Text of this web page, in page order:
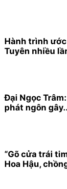
Hành trình
Tuyên nhiều
Đại Ngọc
phát ngôn
“Gõ cửa trái
Hoa Hậu,